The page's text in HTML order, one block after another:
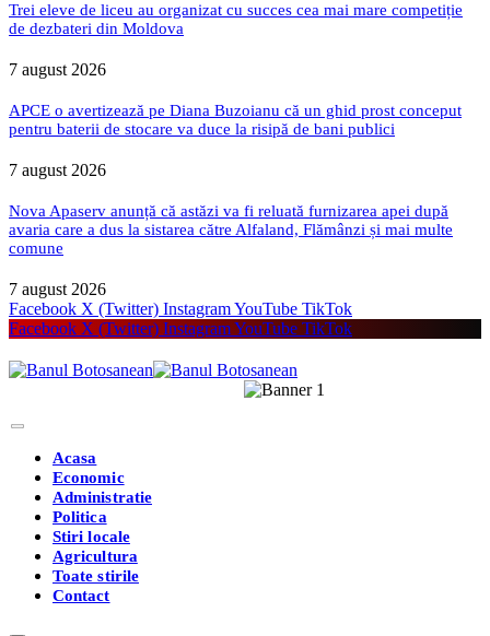
Trei eleve de liceu au organizat cu succes cea mai mare competiție
de dezbateri din Moldova
7 august 2026
APCE o avertizează pe Diana Buzoianu că un ghid prost conceput
pentru baterii de stocare va duce la risipă de bani publici
7 august 2026
Nova Apaserv anunță că astăzi va fi reluată furnizarea apei după
avaria care a dus la sistarea către Alfaland, Flămânzi și mai multe
comune
7 august 2026
Facebook X (Twitter) InstagramYouTube TikTok
Facebook X (Twitter) InstagramYouTube TikTok
Acasa
Economic
Administratie
Politica
Stiri locale
Agricultura
Toate stirile
Contact